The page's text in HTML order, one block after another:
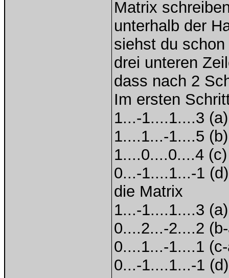
Matrix
unterhalb der
siehst du
drei unteren
dass nach 2
Im ersten
1...-1....1....3 (a)
1....1...-1....5 (b)
1....0....0....4 (c)
0...-1....1...-1 (d)
die Matrix
1...-1....1....3 (a)
0....2...-2....2
0....1...-1....1
0...-1....1...-1 (d)